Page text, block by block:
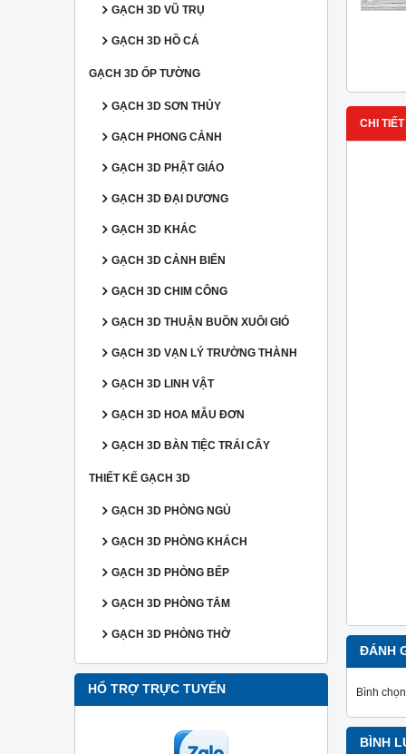
GẠCH 3D VŨ TRỤ
GẠCH 3D HỒ CÁ
GẠCH 3D ỐP TƯỜNG
GẠCH 3D SƠN THỦY
GẠCH PHONG CẢNH
GẠCH 3D PHẬT GIÁO
GẠCH 3D ĐẠI DƯƠNG
GẠCH 3D KHÁC
GẠCH 3D CẢNH BIỂN
GẠCH 3D CHIM CÔNG
GẠCH 3D THUẬN BUỒN XUÔI GIÓ
GẠCH 3D VẠN LÝ TRƯỜNG THÀNH
GẠCH 3D LINH VẬT
GẠCH 3D HOA MẪU ĐƠN
GẠCH 3D BÀN TIỆC TRÁI CÂY
THIẾT KẾ GẠCH 3D
GẠCH 3D PHÒNG NGỦ
GẠCH 3D PHÒNG KHÁCH
GẠCH 3D PHÒNG BẾP
GẠCH 3D PHÒNG TẮM
GẠCH 3D PHÒNG THỜ
HỔ TRỢ TRỰC TUYẾN
CHI TIẾT
ĐÁNH
Bình
BÌNH